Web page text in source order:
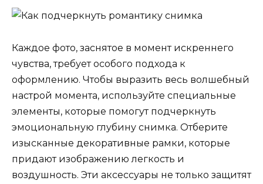
Каждое фото, заснятое в момент искреннего
чувства, требует особого подхода к
оформлению. Чтобы выразить весь волшебный
настрой момента, используйте специальные
элементы, которые помогут подчеркнуть
эмоциональную глубину снимка. Отберите
изысканные декоративные рамки, которые
придают изображению легкость и
воздушность. Эти аксессуары не только защитят